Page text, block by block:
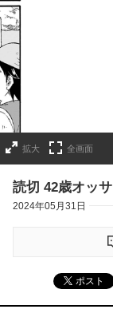
拡大 全画面
読切 42歳オッ
2024年05月31日
ポスト